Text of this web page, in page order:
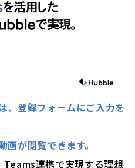
、登録フォームにご入力を
が閲覧できます。
連携で実現する理想